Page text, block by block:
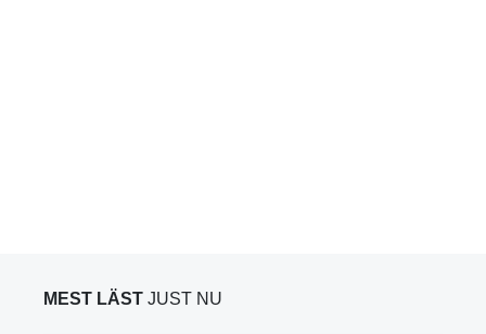
MEST LÄST JUST NU